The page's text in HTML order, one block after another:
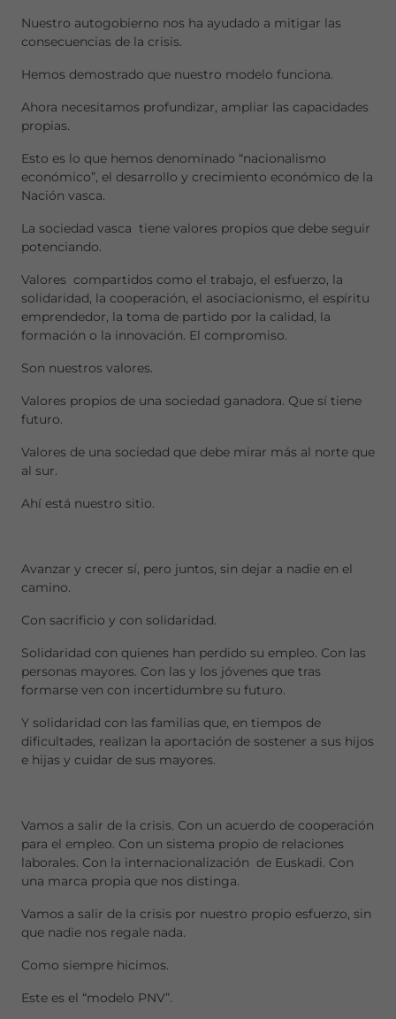
Nuestro autogobierno nos ha ayudado a mitigar las
consecuencias de la crisis.
Hemos demostrado que nuestro modelo funciona.
Ahora necesitamos profundizar, ampliar las capacidades
propias.
Esto es lo que hemos denominado “nacionalismo
económico”, el desarrollo y crecimiento económico de la
Nación vasca.
La sociedad vasca tiene valores propios que debe seguir
potenciando.
Valores compartidos como el trabajo, el esfuerzo, la
solidaridad, la cooperación, el asociacionismo, el espíritu
emprendedor, la toma de partido por la calidad, la
formación o la innovación. El compromiso.
Son nuestros valores.
Valores propios de una sociedad ganadora. Que sí tiene
futuro.
Valores de una sociedad que debe mirar más al norte que
al sur.
Ahí está nuestro sitio.
Avanzar y crecer sí, pero juntos, sin dejar a nadie en el
camino.
Con sacrificio y con solidaridad.
Solidaridad con quienes han perdido su empleo. Con las
personas mayores. Con las y los jóvenes que tras
formarse ven con incertidumbre su futuro.
Y solidaridad con las familias que, en tiempos de
dificultades, realizan la aportación de sostener a sus hijos
e hijas y cuidar de sus mayores.
Vamos a salir de la crisis. Con un acuerdo de cooperación
para el empleo. Con un sistema propio de relaciones
laborales. Con la internacionalización de Euskadi. Con
una marca propia que nos distinga.
Vamos a salir de la crisis por nuestro propio esfuerzo, sin
que nadie nos regale nada.
Como siempre hicimos.
Este es el “modelo PNV”.